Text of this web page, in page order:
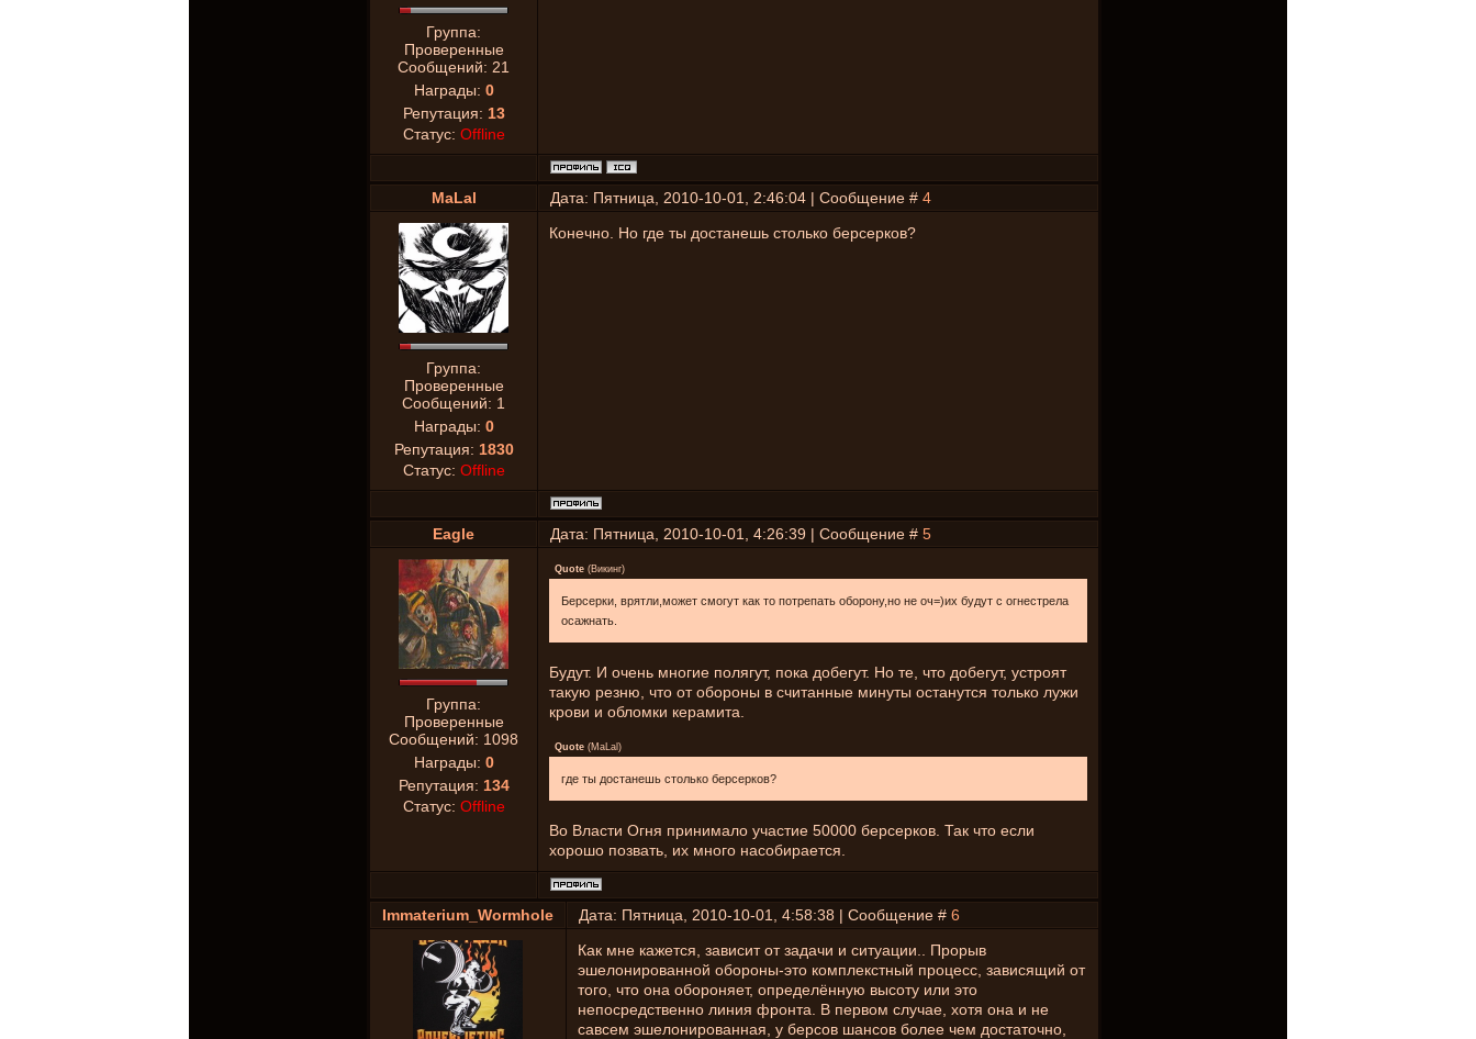
Группа:
Проверенные
Сообщений: 21
Награды: 0
Репутация: 13
Статус: Offline
MaLal Дата: Пятница, 2010-10-01, 2:46:04 | Сообщение # 4
Группа:
Проверенные
Сообщений: 1
Награды: 0
Репутация: 1830
Статус: Offline
Конечно. Но где ты достанешь столько берсерков?
Eagle Дата: Пятница, 2010-10-01, 4:26:39 | Сообщение # 5
Группа:
Проверенные
Сообщений: 1098
Награды: 0
Репутация: 134
Статус: Offline
Quote (Викинг)
Берсерки, врятли,может смогут как то потрепать оборону,но не оч=)их будут с огнестрела
осажнать.
Будут. И очень многие полягут, пока добегут. Но те, что добегут, устроят
такую резню, что от обороны в считанные минуты останутся только лужи
крови и обломки керамита.
Quote (MaLal )
где ты достанешь столько берсерков?
Во Власти Огня принимало участие 50000 берсерков. Так что если
хорошо позвать, их много насобирается.
Immaterium_Wormhole Дата: Пятница, 2010-10-01, 4:58:38 | Сообщение # 6
Как мне кажется, зависит от задачи и ситуации.. Прорыв
эшелонированной обороны-это комплекстный процесс, зависящий от
того, что она обороняет, определённую высоту или это
непосредственно линия фронта. В первом случае, хотя она и не
савсем эшелонированная, у берсов шансов более чем достаточно,